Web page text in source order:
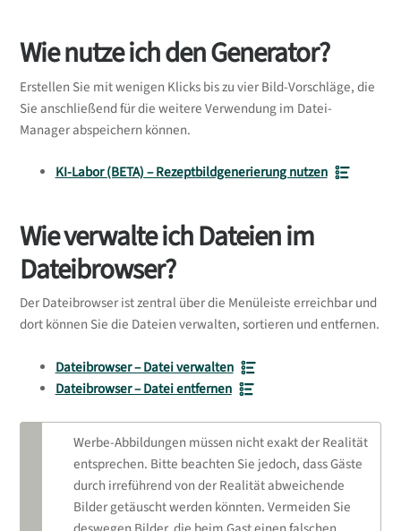
Wie nutze ich den Generator?
Erstellen Sie mit wenigen Klicks bis zu vier Bild-Vorschläge, die
Sie anschließend für die weitere Verwendung im Datei-
Manager abspeichern können.
KI-Labor (BETA) – Rezeptbildgenerierung nutzen
Wie verwalte ich Dateien im
Dateibrowser?
Der Dateibrowser ist zentral über die Menüleiste erreichbar und
dort können Sie die Dateien verwalten, sortieren und entfernen.
Dateibrowser – Datei verwalten
Dateibrowser – Datei entfernen
Werbe-Abbildungen müssen nicht exakt der Realität
entsprechen. Bitte beachten Sie jedoch, dass Gäste
durch irreführend von der Realität abweichende
Bilder getäuscht werden könnten. Vermeiden Sie